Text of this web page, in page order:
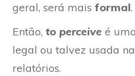
geral, será mais formal.
Então, to perceive é
legal ou talvez usada
relatórios.